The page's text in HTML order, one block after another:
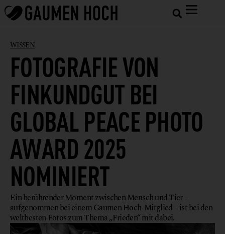
WISSEN
FOTOGRAFIE VON
FINKUNDGUT BEI
GLOBAL PEACE PHOTO
AWARD 2025
NOMINIERT
Ein berührender Moment zwischen Mensch und Tier –
aufgenommen bei einem Gaumen Hoch-Mitglied – ist bei den
weltbesten Fotos zum Thema „Frieden“ mit dabei.